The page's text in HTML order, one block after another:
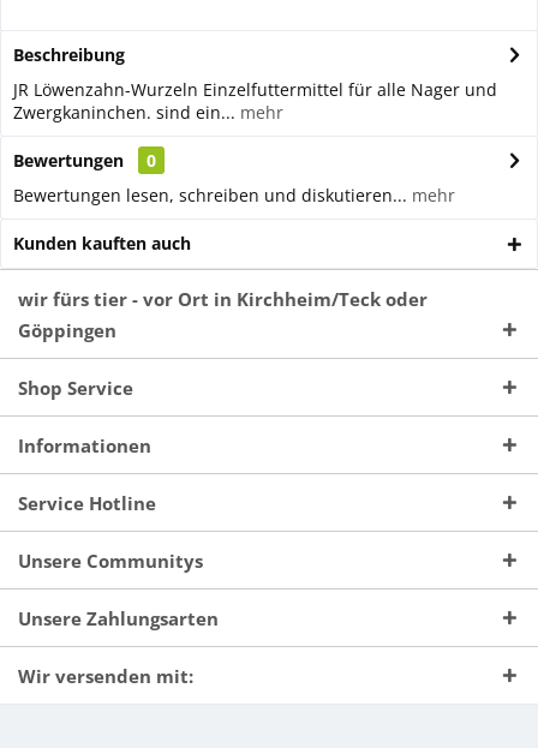
Beschreibung
JR Löwenzahn-Wurzeln Einzelfuttermittel für alle Nager und
Zwergkaninchen. sind ein... mehr
Bewertungen
0
Bewertungen lesen, schreiben und diskutieren... mehr
Kunden kauften auch
wir fürs tier - vor Ort in Kirchheim/Teck oder
Göppingen
Shop Service
Informationen
Service Hotline
Unsere Communitys
Unsere Zahlungsarten
Wir versenden mit: